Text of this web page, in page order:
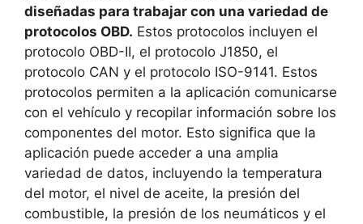
diseñadas para trabajar con una variedad de
protocolos OBD. Estos protocolos incluyen el
protocolo OBD-II, el protocolo J1850, el
protocolo CAN y el protocolo ISO-9141. Estos
protocolos permiten a la aplicación comunicarse
con el vehículo y recopilar información sobre los
componentes del motor. Esto significa que la
aplicación puede acceder a una amplia
variedad de datos, incluyendo la temperatura
del motor, el nivel de aceite, la presión del
combustible, la presión de los neumáticos y el